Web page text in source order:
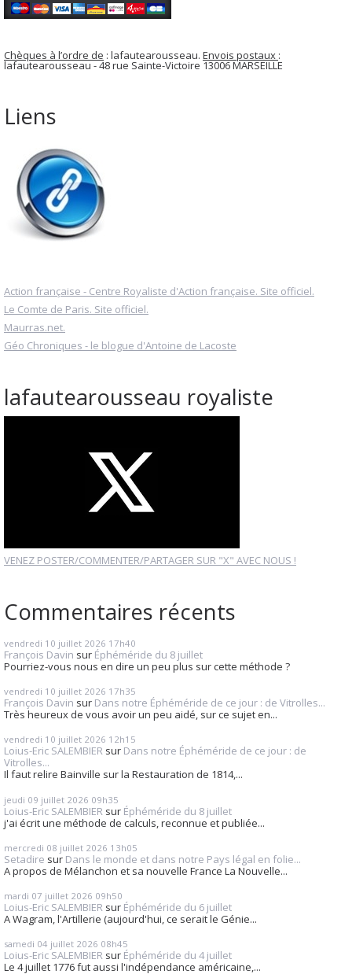
Chèques à l’ordre de : lafautearousseau. Envois postaux :
lafautearousseau - 48 rue Sainte-Victoire 13006 MARSEILLE
Liens
Action française - Centre Royaliste d'Action française. Site officiel.
Le Comte de Paris. Site officiel.
Maurras.net.
Géo Chroniques - le blogue d'Antoine de Lacoste
lafautearousseau royaliste
VENEZ POSTER/COMMENTER/PARTAGER SUR "X" AVEC NOUS !
Commentaires récents
vendredi 10 juillet 2026 17h40
François Davin sur Éphéméride du 8 juillet
Pourriez-vous nous en dire un peu plus sur cette méthode ?
vendredi 10 juillet 2026 17h35
François Davin sur Dans notre Éphéméride de ce jour : de Vitrolles...
Très heureux de vous avoir un peu aidé, sur ce sujet en...
vendredi 10 juillet 2026 12h15
Loius-Eric SALEMBIER sur Dans notre Éphéméride de ce jour : de
Vitrolles...
Il faut relire Bainville sur la Restauration de 1814,...
jeudi 09 juillet 2026 09h35
Loius-Eric SALEMBIER sur Éphéméride du 8 juillet
j'ai écrit une méthode de calculs, reconnue et publiée...
mercredi 08 juillet 2026 13h05
Setadire sur Dans le monde et dans notre Pays légal en folie...
A propos de Mélanchon et sa nouvelle France La Nouvelle...
mardi 07 juillet 2026 09h50
Loius-Eric SALEMBIER sur Éphéméride du 6 juillet
A Wagram, l'Artillerie (aujourd'hui, ce serait le Génie...
samedi 04 juillet 2026 08h45
Loius-Eric SALEMBIER sur Éphéméride du 4 juillet
Le 4 juillet 1776 fut aussi l'indépendance américaine,...